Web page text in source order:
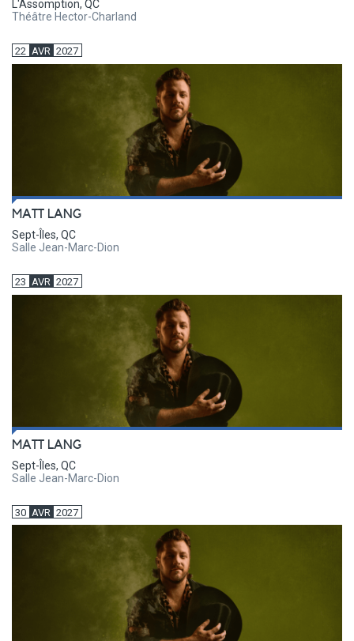
L'Assomption, QC
Théâtre Hector-Charland
22 AVR 2027
MATT LANG
Sept-Îles, QC
Salle Jean-Marc-Dion
23 AVR 2027
MATT LANG
Sept-Îles, QC
Salle Jean-Marc-Dion
30 AVR 2027